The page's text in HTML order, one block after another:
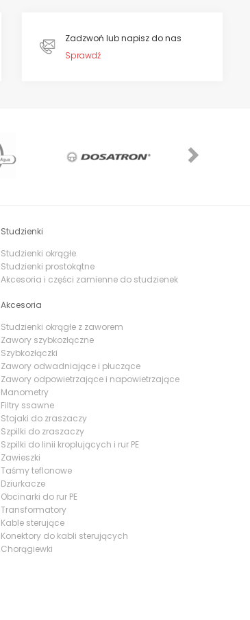
Zadzwoń lub napisz do nas
Sprawdź
Studzienki
Studzienki okrągłe
Studzienki prostokątne
Akcesoria i części zamienne do studzienek
Akcesoria
Studzienki okrągłe z zaworem
Zawory szybkozłączne
Szybkozłączki
Zawory odwadniające i płuczące
Zawory odpowietrzające i napowietrzające
Manometry
Filtry ssawne
Stojaki do zraszaczy
Szpilki do zraszaczy
Szpilki do linii kroplujących i rur PE
Zawieszki
Taśmy teflonowe
Dziurkacze
Obcinarki do rur PE
Transformatory
Kable sterujące
Konektory do kabli sterujących
Chorągiewki